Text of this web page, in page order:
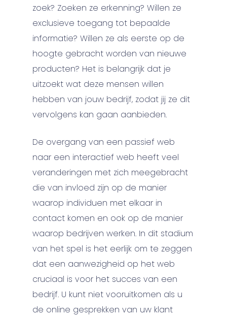
zoek? Zoeken ze erkenning? Willen ze
exclusieve toegang tot bepaalde
informatie? Willen ze als eerste op de
hoogte gebracht worden van nieuwe
producten? Het is belangrijk dat je
uitzoekt wat deze mensen willen
hebben van jouw bedrijf, zodat jij ze dit
vervolgens kan gaan aanbieden.
De overgang van een passief web
naar een interactief web heeft veel
veranderingen met zich meegebracht
die van invloed zijn op de manier
waarop individuen met elkaar in
contact komen en ook op de manier
waarop bedrijven werken. In dit stadium
van het spel is het eerlijk om te zeggen
dat een aanwezigheid op het web
cruciaal is voor het succes van een
bedrijf. U kunt niet vooruitkomen als u
de online gesprekken van uw klant